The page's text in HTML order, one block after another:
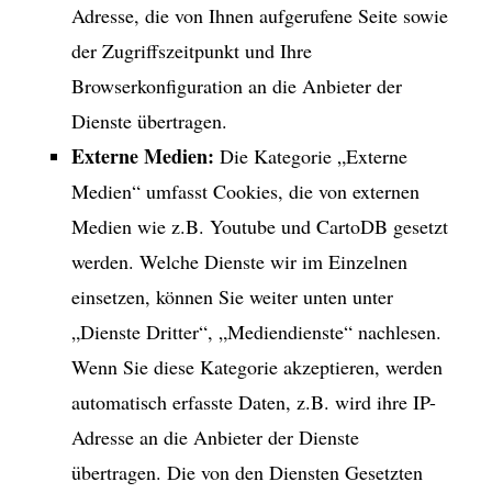
Adresse, die von Ihnen aufgerufene Seite sowie
der Zugriffszeitpunkt und Ihre
Browserkonfiguration an die Anbieter der
Dienste übertragen.
Externe Medien: Die Kategorie „Externe
Medien“ umfasst Cookies, die von externen
Medien wie z.B. Youtube und CartoDB gesetzt
werden. Welche Dienste wir im Einzelnen
einsetzen, können Sie weiter unten unter
„Dienste Dritter“, „Mediendienste“ nachlesen.
Wenn Sie diese Kategorie akzeptieren, werden
automatisch erfasste Daten, z.B. wird ihre IP-
Adresse an die Anbieter der Dienste
übertragen. Die von den Diensten Gesetzten